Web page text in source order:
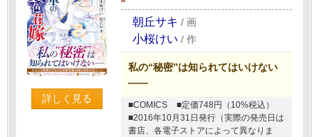
詳しく見る
朝丘サキ / 画
小桜けい / 作
私の“秘密”は知られてはいけない
――
■COMICS
■定価748円（10%税込）
■2016年10月31日発行（実際の発売日は
書店、各電子ストアによって異なりま